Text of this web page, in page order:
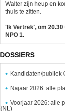
Walter zijn heup en
thuis te zitten.
'Ik Vertrek', om 20.30
NPO 1.
DOSSIERS
Kandidaten/publiek
Najaar 2026: alle
Voorjaar 2026: alle
(NL)